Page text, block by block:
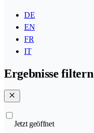
DE
EN
FR
IT
Ergebnisse filtern
Jetzt geöffnet